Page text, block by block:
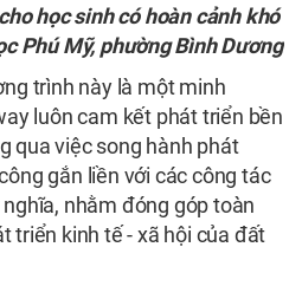
học sinh có hoàn cảnh khó
Phú Mỹ, phường Bình Dương
trình này là một minh
luôn cam kết phát triển bền
qua việc song hành phát
gắn liền với các công tác
nhằm đóng góp toàn
triển kinh tế - xã hội của đất